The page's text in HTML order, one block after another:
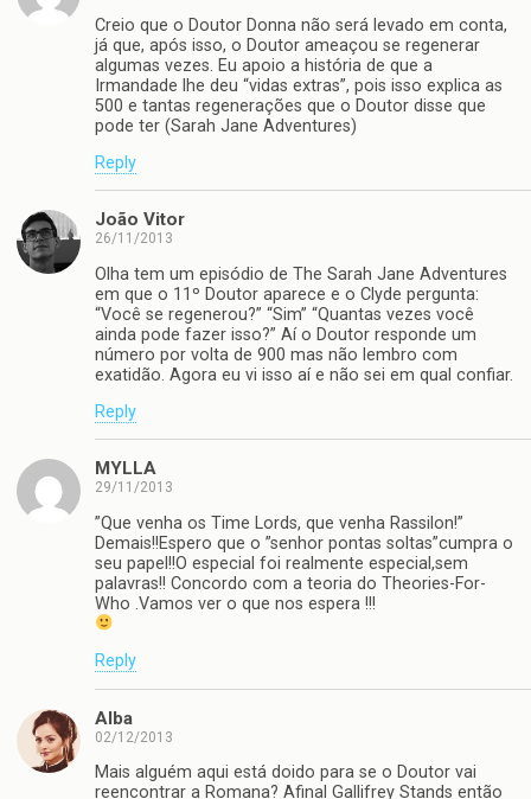
Creio que o Doutor Donna não será levado em conta,
já que, após isso, o Doutor ameaçou se regenerar
algumas vezes. Eu apoio a história de que a
Irmandade lhe deu “vidas extras”, pois isso explica as
500 e tantas regenerações que o Doutor disse que
pode ter (Sarah Jane Adventures)
Reply
João Vitor
26/11/2013
Olha tem um episódio de The Sarah Jane Adventures
em que o 11º Doutor aparece e o Clyde pergunta:
“Você se regenerou?” “Sim” “Quantas vezes você
ainda pode fazer isso?” Aí o Doutor responde um
número por volta de 900 mas não lembro com
exatidão. Agora eu vi isso aí e não sei em qual confiar.
Reply
MYLLA
29/11/2013
”Que venha os Time Lords, que venha Rassilon!”
Demais!!Espero que o ”senhor pontas soltas”cumpra o
seu papel!!O especial foi realmente especial,sem
palavras!! Concordo com a teoria do Theories-For-
Who .Vamos ver o que nos espera !!!
Reply
Alba
02/12/2013
Mais alguém aqui está doido para se o Doutor vai
reencontrar a Romana? Afinal Gallifrey Stands então